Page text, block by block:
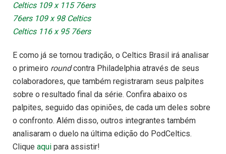
Celtics 109 x 115 76ers
76ers 109 x 98 Celtics
Celtics 116 x 95 76ers
E como já se tornou tradição, o Celtics Brasil irá analisar
o primeiro roundcontra Philadelphia através de seus
colaboradores, que também registraram seus palpites
sobre o resultado final da série. Confira abaixo os
palpites, seguido das opiniões, de cada um deles sobre
o confronto. Além disso, outros integrantes também
analisaram o duelo na última edição do PodCeltics.
Clique aqui para assistir!